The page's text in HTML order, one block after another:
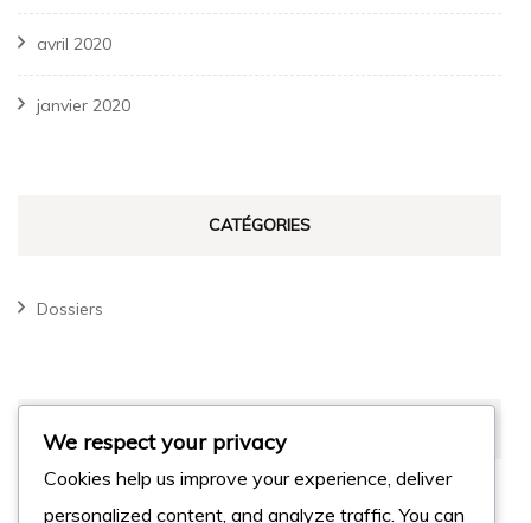
avril 2020
janvier 2020
CATÉGORIES
Dossiers
Connexion
We respect your privacy
Cookies help us improve your experience, deliver
personalized content, and analyze traffic. You can